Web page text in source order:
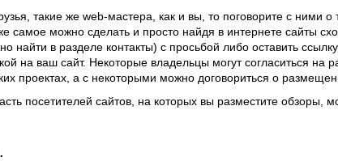
такие же web-мастера, как и вы, то поговорите с ними
самое можно сделать и просто найдя в интернете сайты
найти в разделе контакты) с просьбой либо оставить
на ваш сайт. Некоторые владельцы могут согласиться
проектах, а с некоторыми можно договориться о
посетителей сайтов, на которых вы разместите обзоры,